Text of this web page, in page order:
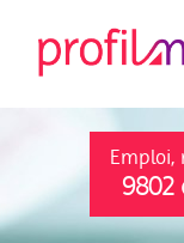
Emploi,
9802